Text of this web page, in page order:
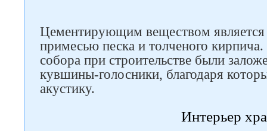
Цементирующим веществом является
примесью песка и толченого
собора при строительстве были
кувшины-голосники, благодаря
акустику.
Интерьер